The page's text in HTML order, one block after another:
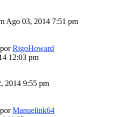
Ago 03, 2014 7:51 pm
porRigoHoward
12:03 pm
2014 9:55 pm
porManuelink64